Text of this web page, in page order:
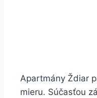
Apartmány Ždiar
mieru. Súčasťou